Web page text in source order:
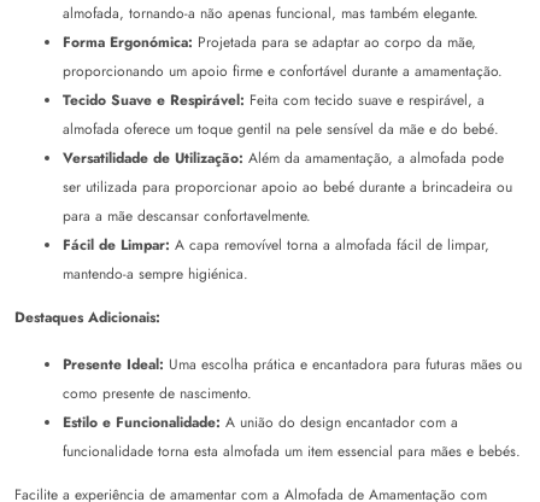
almofada, tornando-a não apenas funcional, mas também elegante.
Forma Ergonómica: Projetada para se adaptar ao corpo da mãe,
proporcionando um apoio firme e confortável durante a amamentação.
Tecido Suave e Respirável: Feita com tecido suave e respirável, a
almofada oferece um toque gentil na pele sensível da mãe e do bebé.
Versatilidade de Utilização: Além da amamentação, a almofada pode
ser utilizada para proporcionar apoio ao bebé durante a brincadeira ou
para a mãe descansar confortavelmente.
Fácil de Limpar: A capa removível torna a almofada fácil de limpar,
mantendo-a sempre higiénica.
Destaques Adicionais:
Presente Ideal: Uma escolha prática e encantadora para futuras mães ou
como presente de nascimento.
Estilo e Funcionalidade: A união do design encantador com a
funcionalidade torna esta almofada um item essencial para mães e bebés.
Facilite a experiência de amamentar com a Almofada de Amamentação com